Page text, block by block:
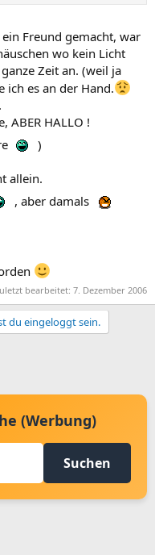
Freund gemacht, war
wo kein Licht
Zeit an. (weil ja
ich es an der Hand.
ABER HALLO !
)
allein.
, aber damals
bearbeitet: 7. Dezember 2006
du eingeloggt sein.
(Werbung)
Suchen